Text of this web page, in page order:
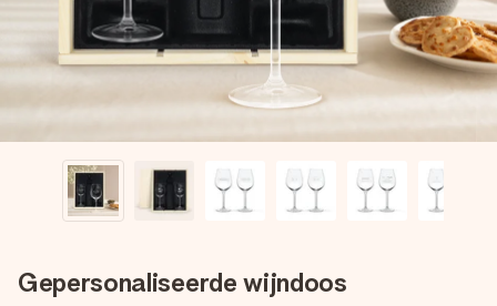
Gepersonaliseerde wijndoos